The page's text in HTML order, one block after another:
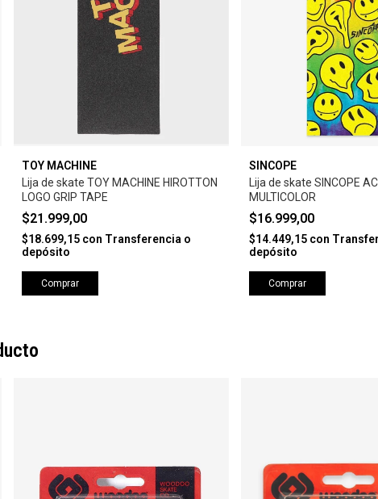
TOY MACHINE
Lija de skate TOY MACHINE HIROTTON
LOGO GRIP TAPE
$21.999,00
$18.699,15 con Transferencia o
depósito
Comprar
SINCOPE
Lija de skate SINCOPE
MULTICOLOR
$16.999,00
$14.449,15 con
depósito
Comprar